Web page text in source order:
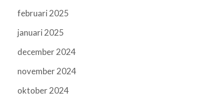
februari 2025
januari 2025
december 2024
november 2024
oktober 2024